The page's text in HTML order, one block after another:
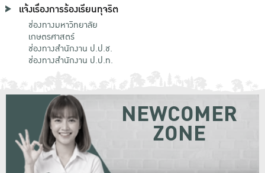
แจ้งเรื่องการร้องเรียนทุจริต
ช่องทางมหาวิทยาลัย
เกษตรศาสตร์
ช่องทางสำนักงาน ป.ป.ช.
ช่องทางสำนักงาน ป.ป.ท.
NEWCOMER
ZONE